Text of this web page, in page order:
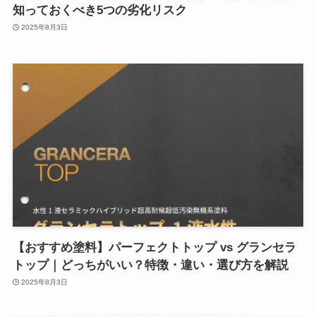
知っておくべき5つの劣化リスク
2025年8月3日
【おすすめ塗料】パーフェクトトップ vs グランセラ
トップ｜どっちがいい？特徴・違い・選び方を解説
2025年8月3日